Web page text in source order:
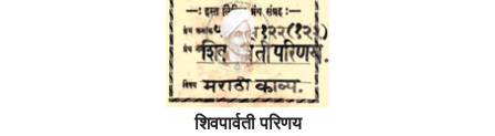
शिवपार्वती परिणय